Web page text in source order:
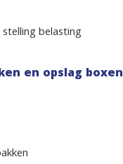
belasting
en opslag boxen